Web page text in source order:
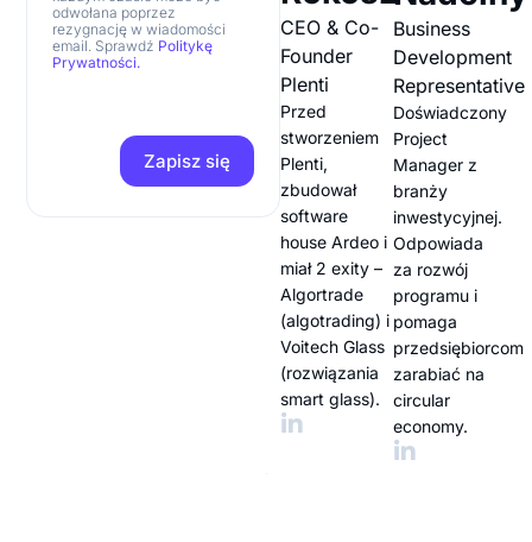
CEO & Co-
Founder
Plenti
Przed
stworzeniem
Plenti,
zbudował
software
house Ardeo i
miał 2 exity –
Algortrade
(algotrading) i
Voitech Glass
(rozwiązania
smart glass).
Business
Development
Representative
Doświadczony
Project
Manager z
branży
inwestycyjnej.
Odpowiada
za rozwój
programu i
pomaga
przedsiębiorcom
zarabiać na
circular
economy.
odwołana poprzez
rezygnację w wiadomości
email. Sprawdź Politykę
Prywatności.
Zapisz się